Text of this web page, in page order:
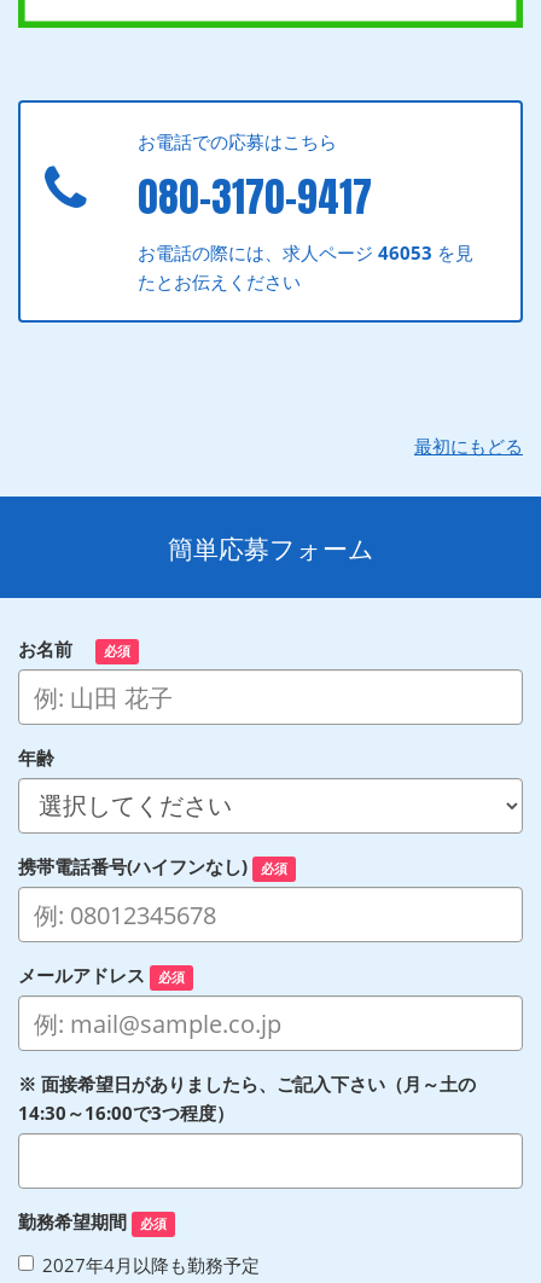
お電話での応募はこちら
080-3170-9417
お電話の際には、求人ページ46053 を見
たとお伝えください
最初にもどる
簡単応募フォーム
お名前 必須
年齢
携帯電話番号(ハイフンなし) 必須
メールアドレス 必須
※ 面接希望日がありましたら、ご記入下さい（月～土の
14:30～16:00で3つ程度）
勤務希望期間 必須
2027年4月以降も勤務予定